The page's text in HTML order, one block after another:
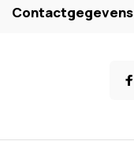
Contactgegevens